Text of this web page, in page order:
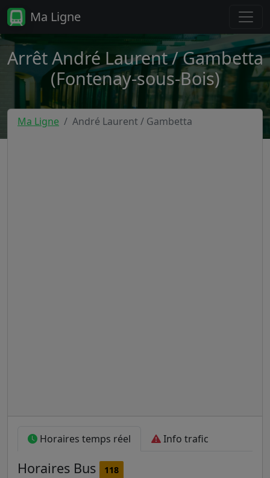
Ma Ligne
Arrêt André Laurent / Gambetta
(Fontenay-sous-Bois)
Ma Ligne André Laurent / Gambetta
Horaires temps réel Info trafic
Horaires Bus 118